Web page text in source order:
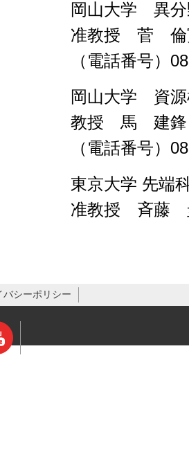
岡山大学 異分
准教授 菅 倫
（電話番号）
岡山大学 資源
教授 馬 建鋒
（電話番号）
東京大学 先端
准教授 斉藤
バシーポリシー